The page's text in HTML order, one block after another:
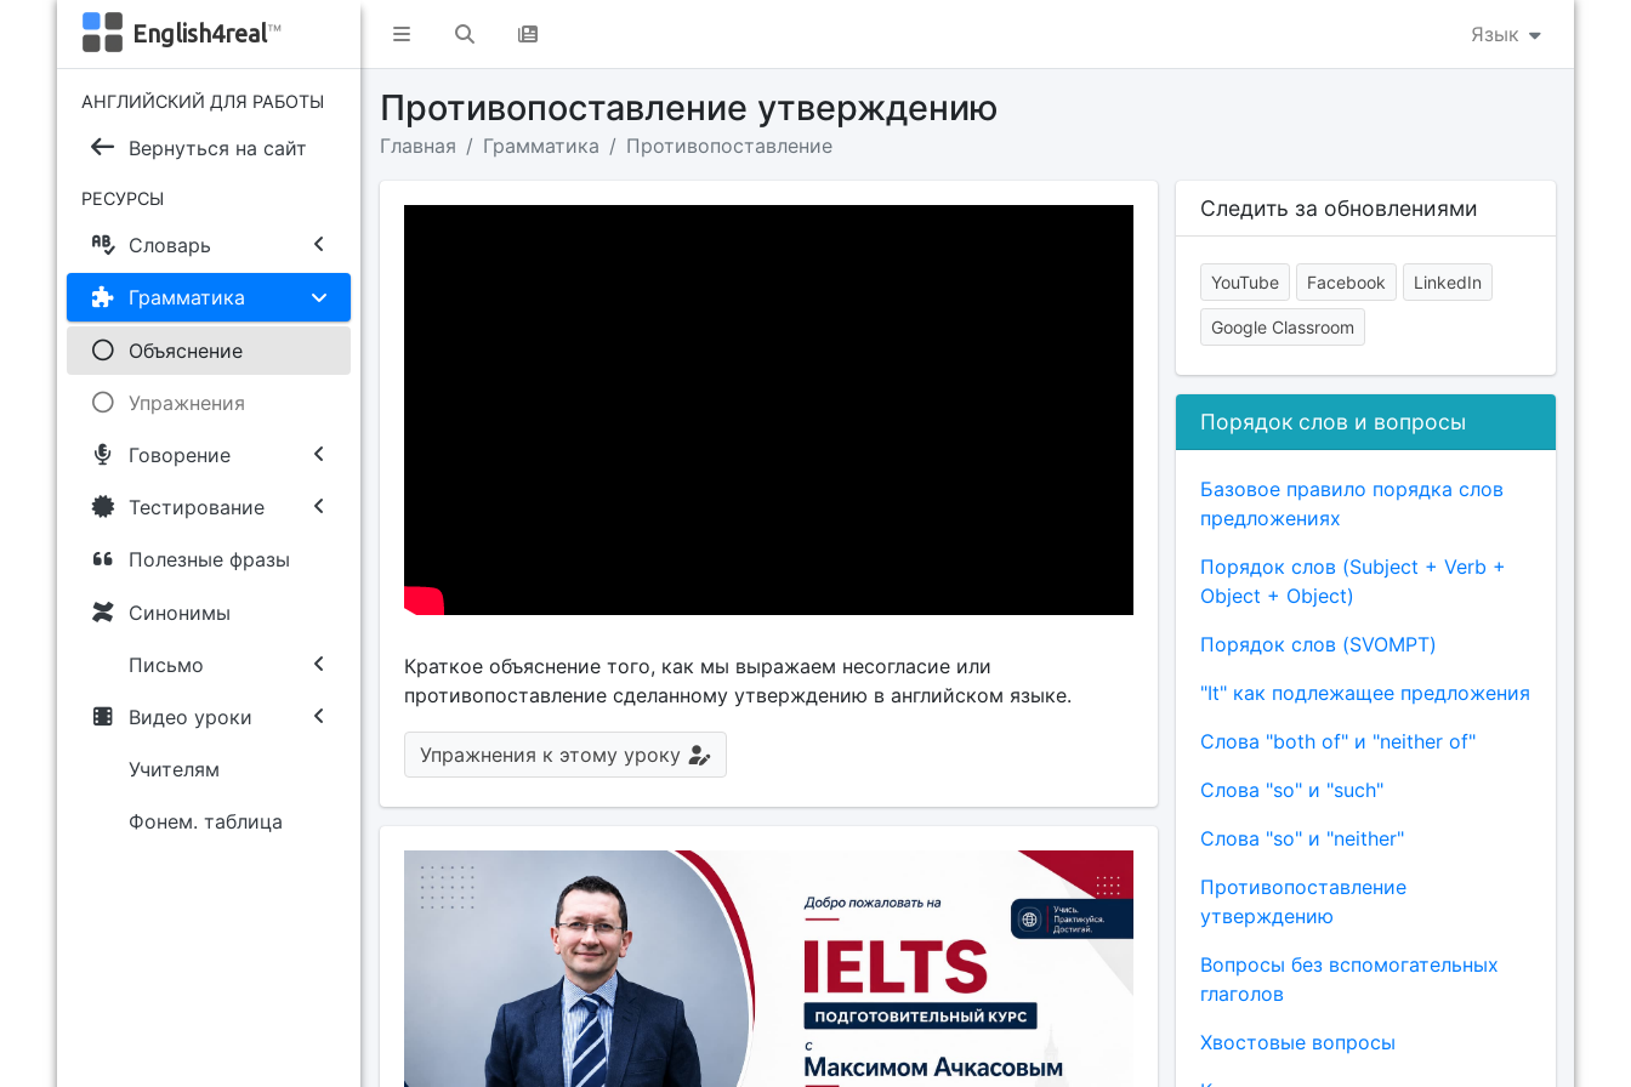
Язык
English4real™
АНГЛИЙСКИЙ ДЛЯ РАБОТЫ
Вернуться на сайт
РЕСУРСЫ
Словарь
Грамматика
Объяснение
Упражнения
Говорение
Тестирование
Полезные фразы
Синонимы
Письмо
Видео уроки
Учителям
Фонем. таблица
Противопоставление утверждению
Главная Грамматика Противопоставление
Краткое объяснение того, как мы выражаем несогласие или
противопоставление сделанному утверждению в английском языке.
Упражнения к этому уроку
Следить за обновлениями
YouTube Facebook LinkedIn
Google Classroom
Порядок слов и вопросы
Базовое правило порядка слов
предложениях
Порядок слов (Subject + Verb +
Object + Object)
Порядок слов (SVOMPT)
"It" как подлежащее предложения
Слова "both of" и "neither of"
Слова "so" и "such"
Слова "so" и "neither"
Противопоставление
утверждению
Вопросы без вспомогательных
глаголов
Хвостовые вопросы